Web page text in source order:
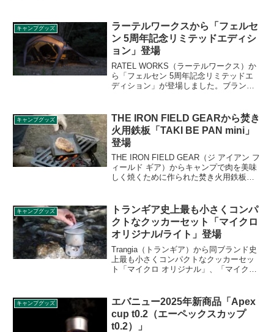
キャンプグッズ
ラーテルワークスから「フェルセ
ン 5周年記念リミテッドエディシ
ョン」登場
RATEL WORKS（ラーテルワークス）か
ら「フェルセン 5周年記念リミテッドエ
ディション」が登場しました。ブランド
ンパー向けの2ルームドームテントです。
詳細をレビューします。
キャンプグッズ
THE IRON FIELD GEARから焚き
火用鉄板「TAKI BE PAN mini」
登場
THE IRON FIELD GEAR（ジ アイアン フ
ィールド ギア）からキャンプで肉を美味
しく焼くために作られた焚き火用鉄板
ていることで、薪から出るスモーキーな
香りが肉にプラスされます。詳細をレビ
ューします。
キャンプグッズ
トランギア史上最も小さくコンパ
クトなクッカーセット「マイクロ
オリジナル/ライト」登場
Trangia（トランギア）から同ブランド史
上最も小さくコンパクトなクッカーセッ
ト「マイクロ オリジナル」、「マイクロ
たった0.5Lのポットに全ておさまるクッ
カーセットです。詳細をレビューしま
す。
キャンプグッズ
エバニュー2025年新商品「Apex
cup t0.2（エーペックスカップ
t0.2）」